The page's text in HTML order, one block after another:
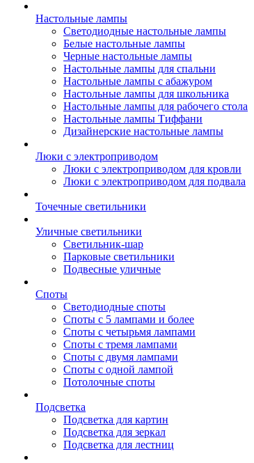
Настольные лампы
Светодиодные настольные лампы
Белые настольные лампы
Черные настольные лампы
Настольные лампы для спальни
Настольные лампы с абажуром
Настольные лампы для школьника
Настольные лампы для рабочего стола
Настольные лампы Тиффани
Дизайнерские настольные лампы
Люки с электроприводом
Люки с электроприводом для кровли
Люки с электроприводом для подвала
Точечные светильники
Уличные светильники
Светильник-шар
Парковые светильники
Подвесные уличные
Споты
Светодиодные споты
Споты с 5 лампами и более
Споты с четырьмя лампами
Споты с тремя лампами
Споты с двумя лампами
Споты с одной лампой
Потолочные споты
Подсветка
Подсветка для картин
Подсветка для зеркал
Подсветка для лестниц